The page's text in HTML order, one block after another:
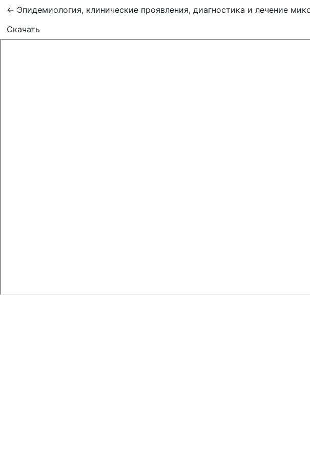
← Вернуться к Подробностям о статье
Эпидемиология, клинические проявления, диагностика и лечение
Скачать